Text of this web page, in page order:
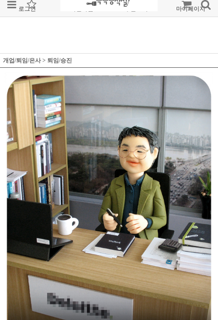
로그인 주문조회 마이페이지
개업/퇴임/은사> 퇴임/승진